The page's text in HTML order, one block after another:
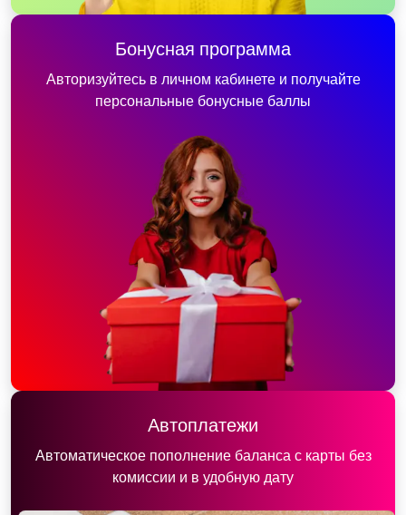
Бонусная программа
Авторизуйтесь в личном кабинете и получайте
персональные бонусные баллы
Автоплатежи
Автоматическое пополнение баланса с карты без
комиссии и в удобную дату